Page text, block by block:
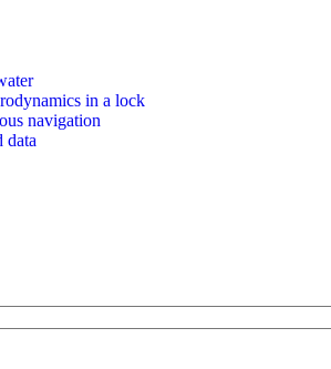
in a lock
navigation
data